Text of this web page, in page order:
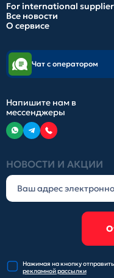
For international
Все новости
О сервисе
НОВОСТИ И АКЦИИ
Нажимая на кнопку отправить
рекламной рассылки
Чат с оператором
Напишите нам в
мессенджеры